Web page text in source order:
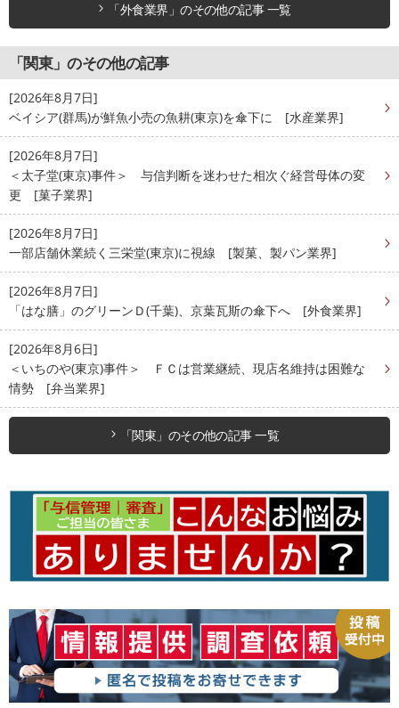
「外食業界」のその他の記事 一覧
「関東」のその他の記事
[2026年8月7日]
ベイシア(群馬)が鮮魚小売の魚耕(東京)を傘下に [水産業界]
[2026年8月7日]
＜太子堂(東京)事件＞ 与信判断を迷わせた相次ぐ経営母体の変
更 [菓子業界]
[2026年8月7日]
一部店舗休業続く三栄堂(東京)に視線 [製菓、製パン業界]
[2026年8月7日]
「はな膳」のグリーンＤ(千葉)、京葉瓦斯の傘下へ [外食業界]
[2026年8月6日]
＜いちのや(東京)事件＞ ＦＣは営業継続、現店名維持は困難な
情勢 [弁当業界]
「関東」のその他の記事 一覧